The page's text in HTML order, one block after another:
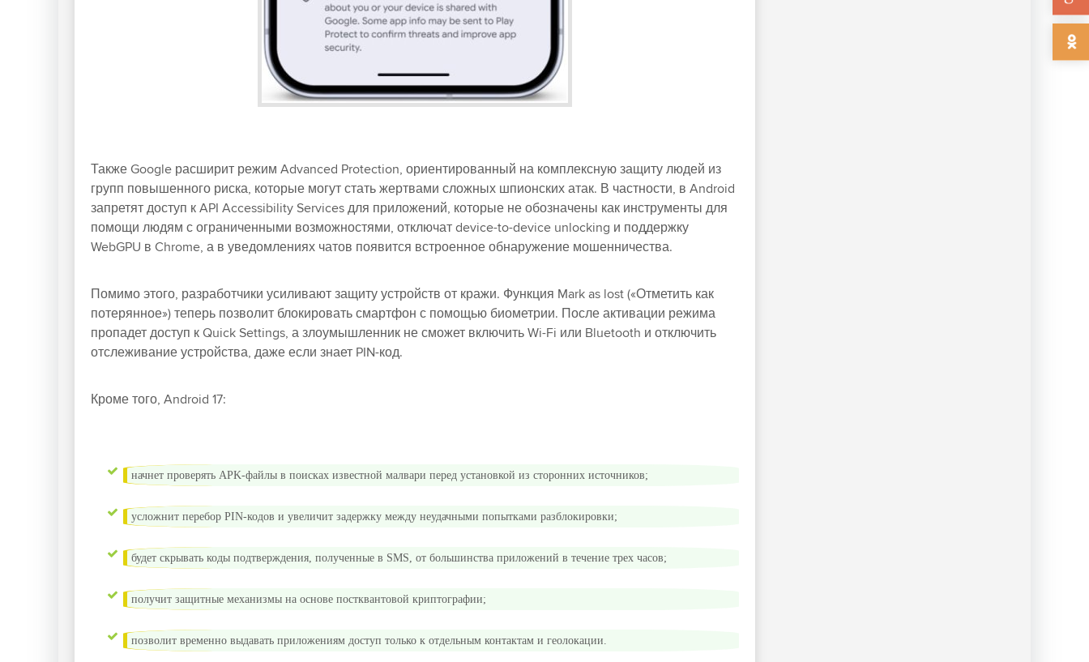
Также Google расширит режим Advanced Protection, ориентированный на комплексную защиту людей из
групп повышенного риска, которые могут стать жертвами сложных шпионских атак. В частности, в Android
запретят доступ к API Accessibility Services для приложений, которые не обозначены как инструменты для
помощи людям с ограниченными возможностями, отключат device-to-device unlocking и поддержку
WebGPU в Chrome, а в уведомлениях чатов появится встроенное обнаружение мошенничества.
Помимо этого, разработчики усиливают защиту устройств от кражи. Функция Mark as lost («Отметить как
потерянное») теперь позволит блокировать смартфон с помощью биометрии. После активации режима
пропадет доступ к Quick Settings, а злоумышленник не сможет включить Wi-Fi или Bluetooth и отключить
отслеживание устройства, даже если знает PIN-код.
Кроме того, Android 17:
начнет проверять APK-файлы в поисках известной малвари перед установкой из сторонних источников;
усложнит перебор PIN-кодов и увеличит задержку между неудачными попытками разблокировки;
будет скрывать коды подтверждения, полученные в SMS, от большинства приложений в течение трех часов;
получит защитные механизмы на основе постквантовой криптографии;
позволит временно выдавать приложениям доступ только к отдельным контактам и геолокации.